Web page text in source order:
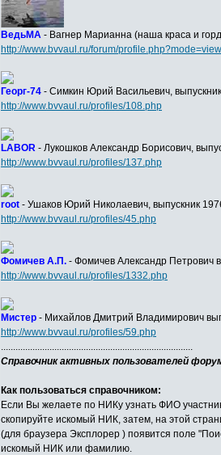
ВедьМА - Вагнер Марианна (наша краса и
http://www.bvvaul.ru/forum/
Георг-74 - Симкин Юрий Васильевич,
http://www.bvvaul.ru/profiles/108.php
LABOR - Лукошков Александр Борисович,
http://www.bvvaul.ru/profiles/137.php
root - Ушаков Юрий Николаевич, выпускник
http://www.bvvaul.ru/profiles/45.php
Фомичев А.П. - Фомичев Александр Петрович
http://www.bvvaul.ru/profiles/1332.php
Мистер - Михайлов Дмитрий Владимирович
http://www.bvvaul.ru/profiles/59.php
...............................................................................
Справочник активных пользователей
Как пользоваться справочником:
Если Вы желаете по НИКу узнать ФИО
скопируйте искомый НИК, затем, на этой
(для браузера Эксплорер ) появится поле
искомый НИК или фамилию.